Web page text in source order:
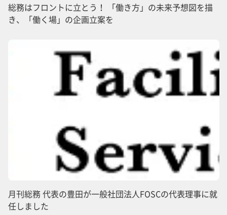
総務はフロントに立とう！ 「働き方」の未来予想図を描
き、「働く場」の企画立案を
月刊総務 代表の豊田が一般社団法人FOSCの代表理事に就
任しました